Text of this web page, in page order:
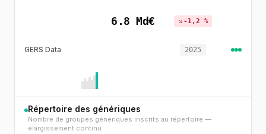
6.8 Md€ -1,2 %
GERS Data 2025
Répertoire des génériques
Nombre de groupes génériques inscrits au répertoire —
élargissement continu